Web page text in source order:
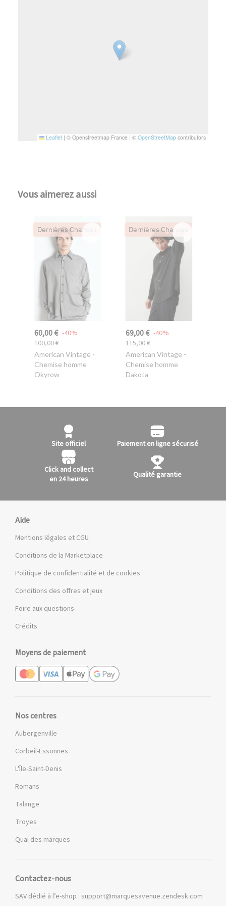
Leaflet | © Openstreetmap France | © OpenStreetMap contributors
Vous aimerez aussi
Dernières Chances
60,00 €
100,00 €
-40%
American Vintage -
Chemise homme
Okyrow
Dernières Chances
69,00 €
115,00 €
-40%
American Vintage -
Chemise homme
Dakota
Site officiel Paiement en ligne sécurisé
Click and collect
en 24 heures
Qualité garantie
Aide
Mentions légales et CGU
Conditions de la Marketplace
Politique de confidentialité et de cookies
Conditions des offres et jeux
Foire aux questions
Crédits
Moyens de paiement
Nos centres
Aubergenville
Corbeil-Essonnes
L'Île-Saint-Denis
Romans
Talange
Troyes
Quai des marques
Contactez-nous
SAV dédié à l’e-shop : support@marquesavenue.zendesk.com